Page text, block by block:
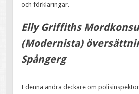
och förklaringar.
Elly Griffiths
(Modernista)
Spångerg
I denna andra deckare om polisinspektör